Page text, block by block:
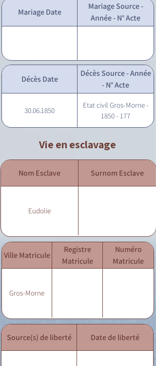
Mariage Date
Mariage Source -
Année - N° Acte
Décès Date
Décès Source - Année
- N° Acte
30.06.1850
Etat civil Gros-Morne -
1850 - 177
Vie en esclavage
Nom Esclave Surnom Esclave
Eudolie
Ville Matricule
Registre
Matricule
Numéro
Matricule
Gros-Morne
Source(s) de liberté Date de liberté